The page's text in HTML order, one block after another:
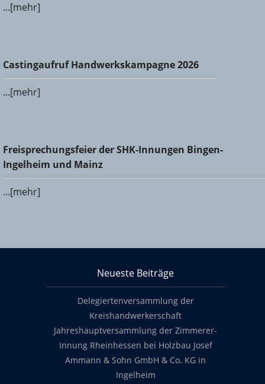
...[mehr]
Castingaufruf Handwerkskampagne 2026
Castingaufruf Handwerkskampagne 2026
...[mehr]
Freisprechungsfeier der SHK-Innungen Bingen-Ingelheim
und Mainz
Freisprechungsfeier der SHK-Innungen Bingen-
Ingelheim und Mainz
...[mehr]
Neueste Beiträge
Delegiertenversammlung der
Kreishandwerkerschaft
Jahreshauptversammlung der Zimmerer-
Innung Rheinhessen bei Holzbau Josef
Ammann & Sohn GmbH & Co. KG in
Ingelheim